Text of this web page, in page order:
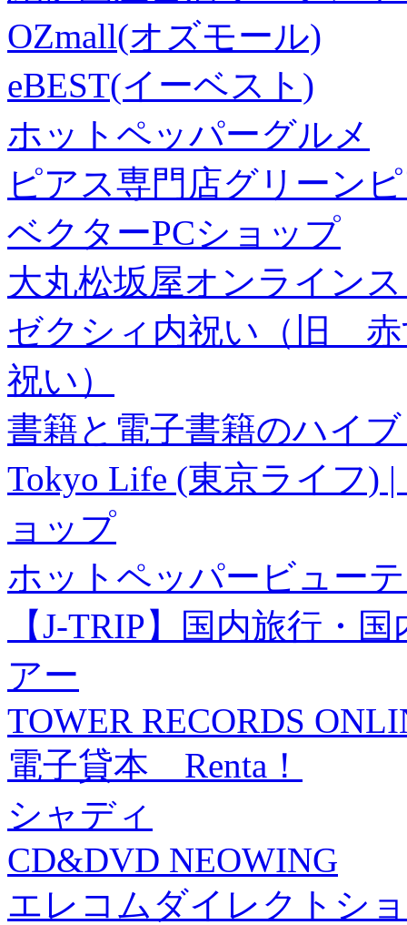
OZmall(オズモール)
eBEST(イーベスト)
ホットペッパーグルメ
ピアス専門店グリーン
ベクターPCショップ
大丸松坂屋オンライン
ゼクシィ内祝い（旧 赤
祝い）
書籍と電子書籍のハイ
Tokyo Life (東京ライフ)
ョップ
ホットペッパービュー
【J-TRIP】国内旅行・
アー
TOWER RECORDS
電子貸本 Renta！
シャディ
CD&DVD NEOWING
エレコムダイレクトシ